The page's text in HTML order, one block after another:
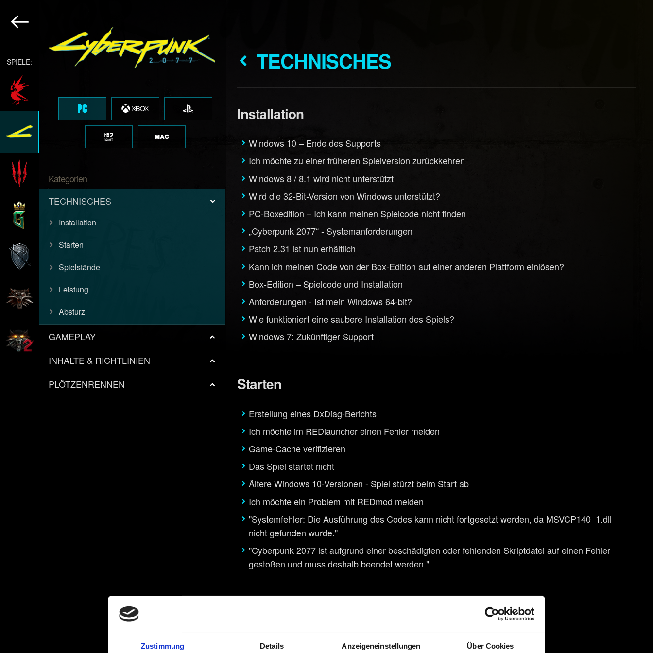
Zustimmung Details Anzeigeneinstellungen Über Cookies
SPIELE:
Kategorien
TECHNISCHES
Installation
Starten
Spielstände
Leistung
Absturz
GAMEPLAY
INHALTE & RICHTLINIEN
PLÖTZENRENNEN
TECHNISCHES
Installation
Windows 10 – Ende des Supports
Ich möchte zu einer früheren Spielversion zurückkehren
Windows 8 / 8.1 wird nicht unterstützt
Wird die 32-Bit-Version von Windows unterstützt?
PC-Boxedition – Ich kann meinen Spielcode nicht finden
„Cyberpunk 2077“ - Systemanforderungen
Patch 2.31 ist nun erhältlich
Kann ich meinen Code von der Box-Edition auf einer anderen Plattform einlösen?
Box-Edition – Spielcode und Installation
Anforderungen - Ist mein Windows 64-bit?
Wie funktioniert eine saubere Installation des Spiels?
Windows 7: Zukünftiger Support
Starten
Erstellung eines DxDiag-Berichts
Ich möchte im REDlauncher einen Fehler melden
Game-Cache verifizieren
Das Spiel startet nicht
Ältere Windows 10-Versionen - Spiel stürzt beim Start ab
Ich möchte ein Problem mit REDmod melden
"Systemfehler: Die Ausführung des Codes kann nicht fortgesetzt werden, da MSVCP140_1.dll
nicht gefunden wurde."
"Cyberpunk 2077 ist aufgrund einer beschädigten oder fehlenden Skriptdatei auf einen Fehler
gestoßen und muss deshalb beendet werden."
Ich kann das Spiel nicht speichern